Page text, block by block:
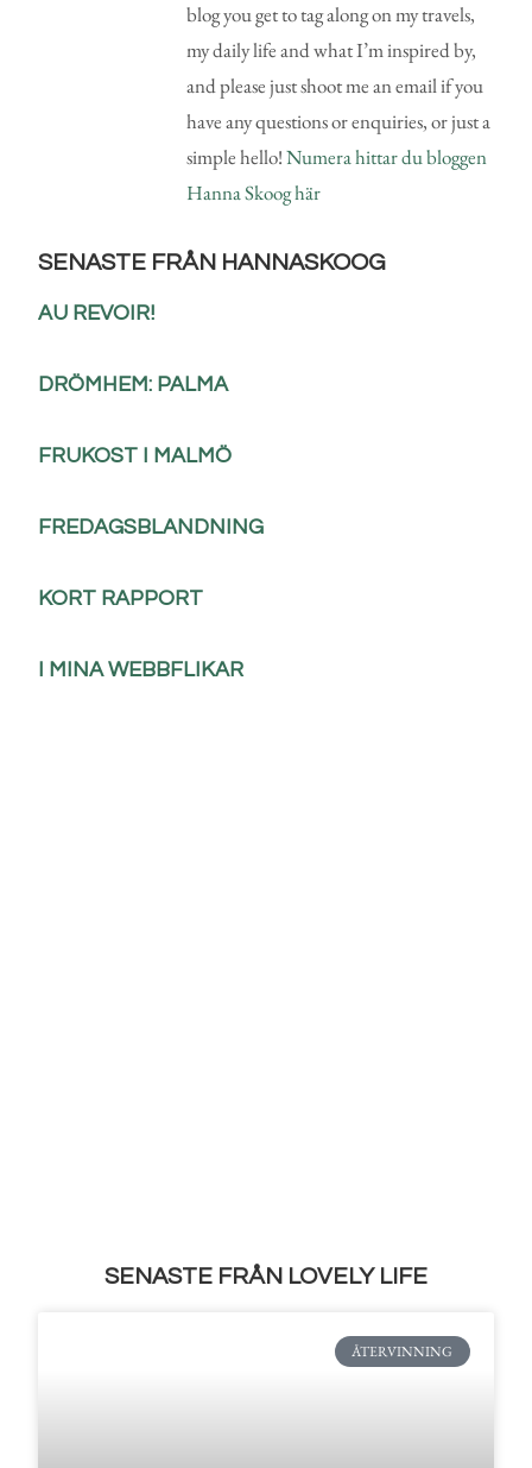
blog you get to tag along on my travels,
my daily life and what I’m inspired by,
and please just shoot me an email if you
have any questions or enquiries, or just a
simple hello!Numera hittar du bloggen
Hanna Skoog här
SENASTE FRÅN HANNASKOOG
AU REVOIR!
DRÖMHEM: PALMA
FRUKOST I MALMÖ
FREDAGSBLANDNING
KORT RAPPORT
I MINA WEBBFLIKAR
SENASTE FRÅN LOVELY LIFE
ÅTERVINNING